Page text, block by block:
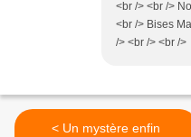
<br /> <br />
<br /> Bises
/> <br /> <br />
< Un mystère enfin